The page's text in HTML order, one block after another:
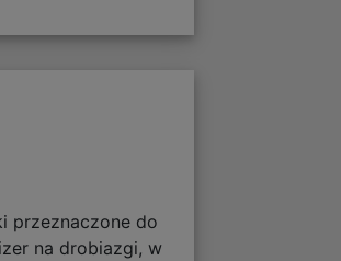
przeznaczone do
na drobiazgi, w